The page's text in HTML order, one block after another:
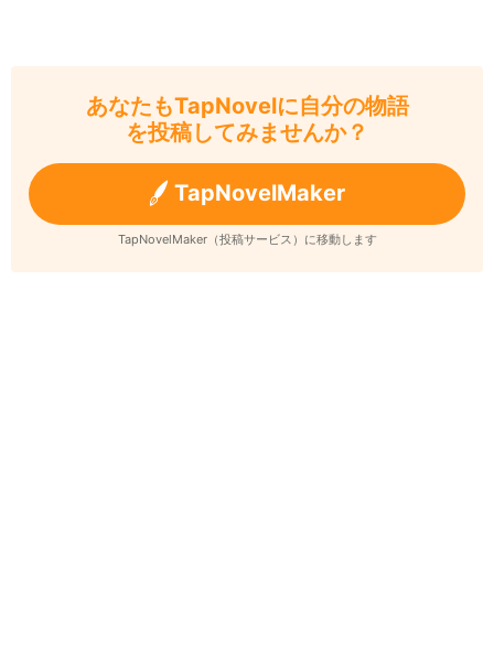
あなたもTapNovelに自分の物語
を投稿してみませんか？
TapNovelMaker
TapNovelMaker（投稿サービス）に移動します